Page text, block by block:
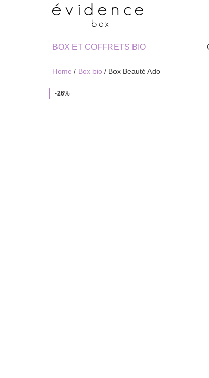
BOX ET COFFRETS BIO
Home / Box bio / Box Beauté Ado
-26%